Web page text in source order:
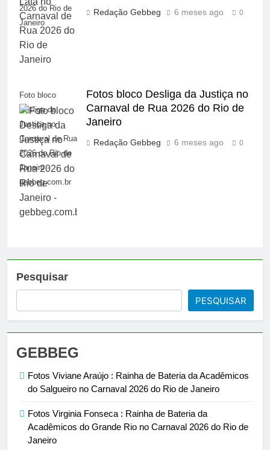
2026 do Rio de
Janeiro
Redação Gebbeg 6 meses ago 0
Foto bloco
Desliga da
Justiça no
Carnaval de Rua
2026 do Rio de
Janeiro -
gebbeg.com.br
Fotos bloco Desliga da Justiça no
Carnaval de Rua 2026 do Rio de
Janeiro
Redação Gebbeg 6 meses ago 0
Pesquisar
PESQUISAR
GEBBEG
Fotos Viviane Araújo : Rainha de Bateria da Acadêmicos
do Salgueiro no Carnaval 2026 do Rio de Janeiro
Fotos Virginia Fonseca : Rainha de Bateria da
Acadêmicos do Grande Rio no Carnaval 2026 do Rio de
Janeiro